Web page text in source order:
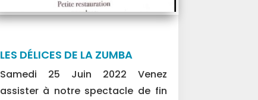
LES DÉLICES DE LA ZUMBA
Samedi 25 Juin 2022 Venez
assister à notre spectacle de fin